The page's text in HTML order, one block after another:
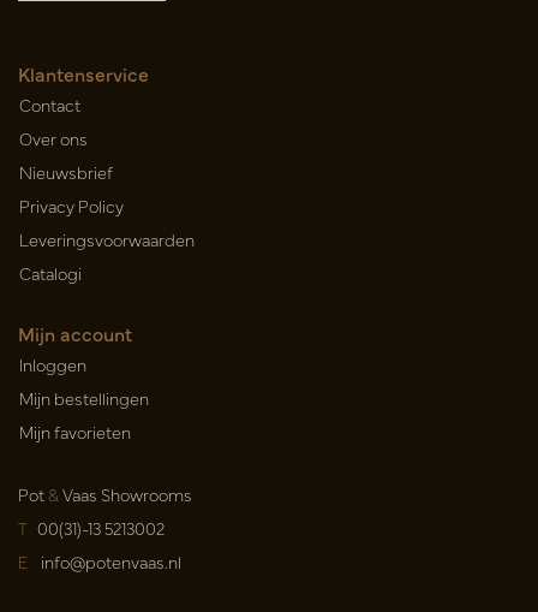
Klantenservice
Contact
Over ons
Nieuwsbrief
Privacy Policy
Leveringsvoorwaarden
Catalogi
Mijn account
Inloggen
Mijn bestellingen
Mijn favorieten
Pot&Vaas Showrooms
T 00(31)-13 5213002
E info@potenvaas.nl